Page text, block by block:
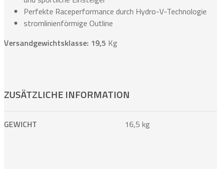
Perfekte Raceperformance durch Hydro-V-Technologie
stromlinienförmige Outline
Versandgewichtsklasse: 19,5 Kg
ZUSÄTZLICHE INFORMATION
GEWICHT 16,5 kg